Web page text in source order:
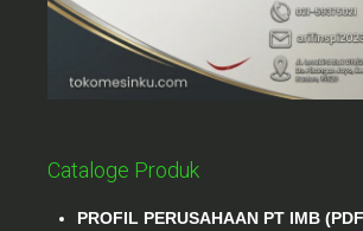
Cataloge Produk
PROFIL PERUSAHAAN PT IMB